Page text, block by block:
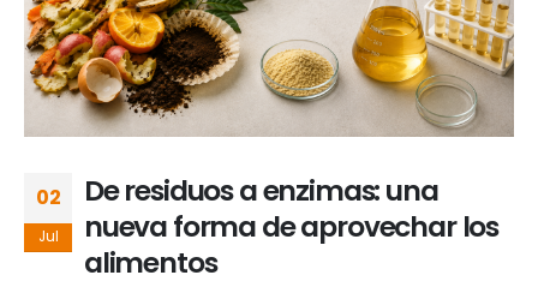
02
Jul
De residuos a enzimas: una
nueva forma de aprovechar los
alimentos